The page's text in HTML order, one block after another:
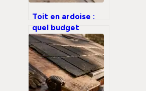
Toit en ardoise :
quel budget
prévoir et
comment choisir
entre naturel et
synthétique ?